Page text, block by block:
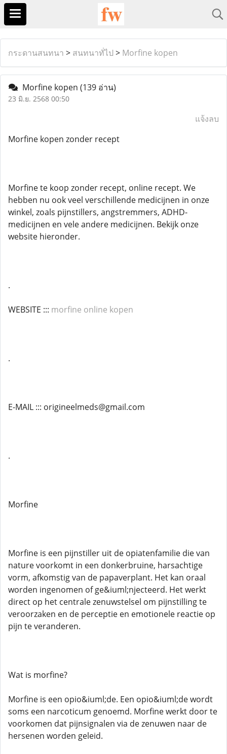
กระดานสนทนา > สนทนาทั่ไป > Morfine kopen
Morfine kopen (139 อ่าน)
23 มิ.ย. 2568 00:50
แจ้งลบ
Morfine kopen zonder recept
Morfine te koop zonder recept, online recept. We
hebben nu ook veel verschillende medicijnen in onze
winkel, zoals pijnstillers, angstremmers, ADHD-
medicijnen en vele andere medicijnen. Bekijk onze
website hieronder.
.
WEBSITE ::: morfine online kopen
.
E-MAIL ::: origineelmeds@gmail.com
.
Morfine
Morfine is een pijnstiller uit de opiatenfamilie die van
nature voorkomt in een donkerbruine, harsachtige
vorm, afkomstig van de papaverplant. Het kan oraal
worden ingenomen of ge&iuml;njecteerd. Het werkt
direct op het centrale zenuwstelsel om pijnstilling te
veroorzaken en de perceptie en emotionele reactie op
pijn te veranderen.
Wat is morfine?
Morfine is een opio&iuml;de. Een opio&iuml;de wordt
soms een narcoticum genoemd. Morfine werkt door te
voorkomen dat pijnsignalen via de zenuwen naar de
hersenen worden geleid.